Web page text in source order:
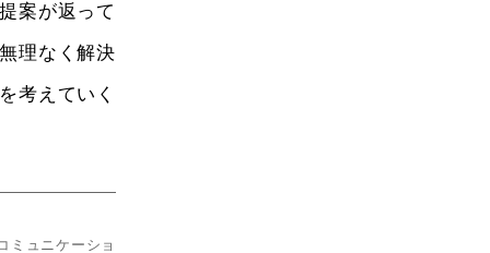
案が返って
理なく解決
考えていく
ミュニケーショ